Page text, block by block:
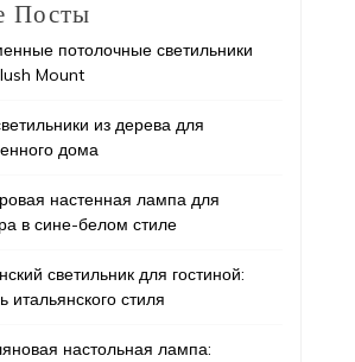
Посты
потолочные светильники
Mount
из дерева для
дома
настенная лампа для
в сине-белом стиле
светильник для гостиной:
итальянского стиля
настольная лампа: